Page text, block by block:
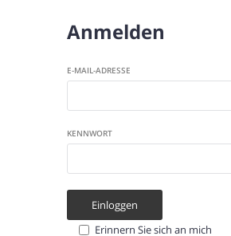
Anmelden
E-MAIL-ADRESSE
KENNWORT
Einloggen
Erinnern Sie sich an mich